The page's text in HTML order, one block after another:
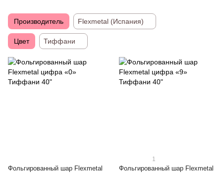
Производитель Flexmetal (Испания)
Цвет Тиффани
Фольгированный шар Flexmetal
1
Фольгированный шар Flexmetal